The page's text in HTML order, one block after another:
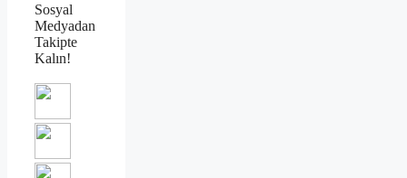
Sosyal
Medyadan
Takipte
Kalın!